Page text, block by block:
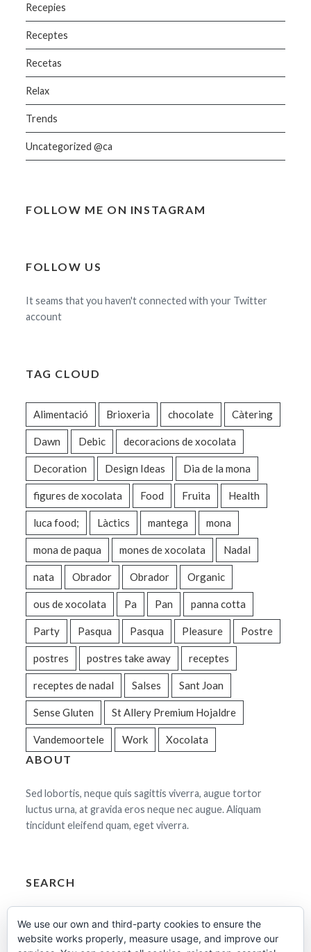
Recepies
Receptes
Recetas
Relax
Trends
Uncategorized @ca
FOLLOW ME ON INSTAGRAM
FOLLOW US
It seams that you haven't connected with your Twitter
account
TAG CLOUD
Alimentació Brioxeria chocolate Càtering
Dawn Debic decoracions de xocolata
Decoration Design Ideas Dia de la mona
figures de xocolata Food Fruita Health
luca food; Làctics mantega mona
mona de paqua mones de xocolata Nadal
nata Obrador Obrador Organic
ous de xocolata Pa Pan panna cotta
Party Pasqua Pasqua Pleasure Postre
postres postres take away receptes
receptes de nadal Salses Sant Joan
Sense Gluten St Allery Premium Hojaldre
Vandemoortele Work Xocolata
ABOUT
Sed lobortis, neque quis sagittis viverra, augue tortor
luctus urna, at gravida eros neque nec augue. Aliquam
tincidunt eleifend quam, eget viverra.
SEARCH
We use our own and third-party cookies to ensure the
website works properly, measure usage, and improve our